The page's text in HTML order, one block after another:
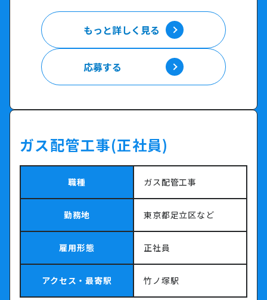
もっと詳しく見る
応募する
ガス配管工事(正社員)
職種 ガス配管工事
勤務地 東京都足立区など
雇用形態 正社員
アクセス・最寄駅 竹ノ塚駅